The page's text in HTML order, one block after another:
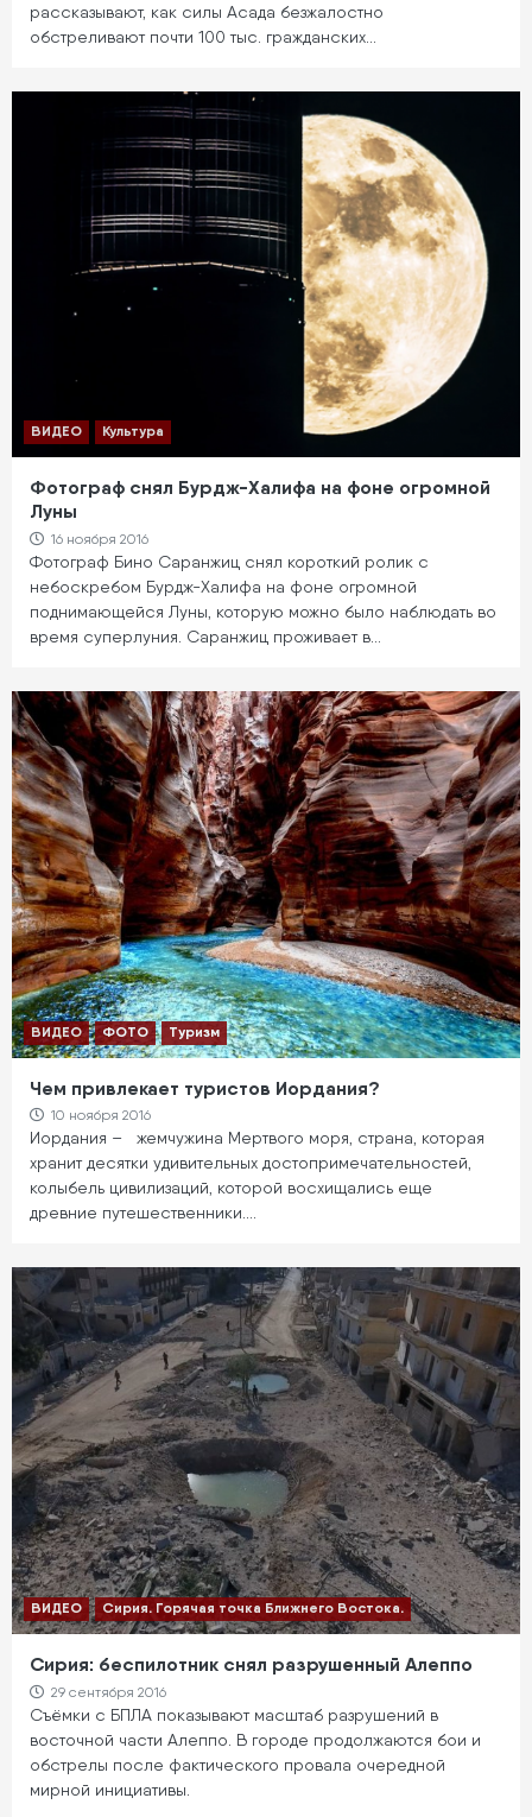
рассказывают, как силы Асада безжалостно
обстреливают почти 100 тыс. гражданских…
ВИДЕО Культура
Фотограф снял Бурдж-Халифа на фоне огромной
Луны
16 ноября 2016
Фотограф Бино Саранжиц снял короткий ролик с
небоскребом Бурдж-Халифа на фоне огромной
поднимающейся Луны, которую можно было наблюдать во
время суперлуния. Саранжиц проживает в…
ВИДЕО ФОТО Туризм
Чем привлекает туристов Иордания?
10 ноября 2016
Иордания – жемчужина Мертвого моря, страна, которая
хранит десятки удивительных достопримечательностей,
колыбель цивилизаций, которой восхищались еще
древние путешественники.…
ВИДЕО Сирия. Горячая точка Ближнего Востока.
Сирия: беспилотник снял разрушенный Алеппо
29 сентября 2016
Съёмки с БПЛА показывают масштаб разрушений в
восточной части Алеппо. В городе продолжаются бои и
обстрелы после фактического провала очередной
мирной инициативы.